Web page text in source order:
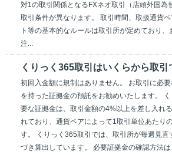
対1の取引関係となるFXネオ取引（店頭外国為
取引条件が異なります。 取引時間、取扱通貨
ト等の基本的なルールは取引所が定めており、
注...
くりっく365取引はいくらから取引
初回入金額に規制はありません。 お取引に必
を持った証拠金の預託をお勧めいたします。
要な証拠金は、取引金額の4%以上を差し入れ
れており、通貨ペアによって1取引単位あたり
す。 くりっく365取引では、取引所が毎週見直
づき算出しています。 必要証拠金の確認方法は